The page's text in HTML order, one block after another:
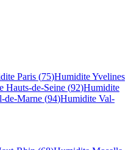
Paris (75)HumiditeYvelines
Hauts-de-Seine (92)Humidite
de-Marne (94)Humidite Val-